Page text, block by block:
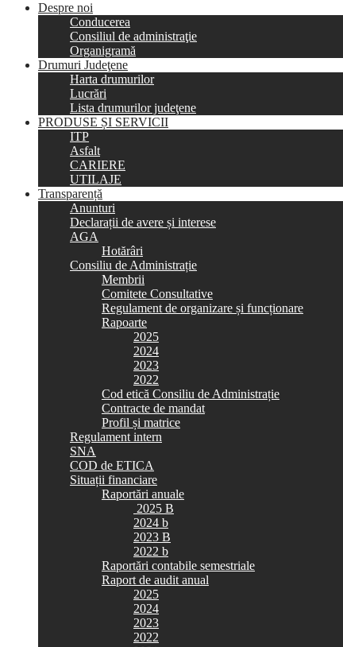
Despre noi
Conducerea
Consiliul de administraţie
Organigramă
Drumuri Judeţene
Harta drumurilor
Lucrări
Lista drumurilor judeţene
PRODUSE ȘI SERVICII
ITP
Asfalt
CARIERE
UTILAJE
Transparență
Anunturi
Declarații de avere și interese
AGA
Hotărâri
Consiliu de Administrație
Membrii
Comitete Consultative
Regulament de organizare și funcționare
Rapoarte
2025
2024
2023
2022
Cod etică Consiliu de Administrație
Contracte de mandat
Profil și matrice
Regulament intern
SNA
COD de ETICA
Situații financiare
Raportări anuale
2025 B
2024 b
2023 B
2022 b
Raportări contabile semestriale
Raport de audit anual
2025
2024
2023
2022